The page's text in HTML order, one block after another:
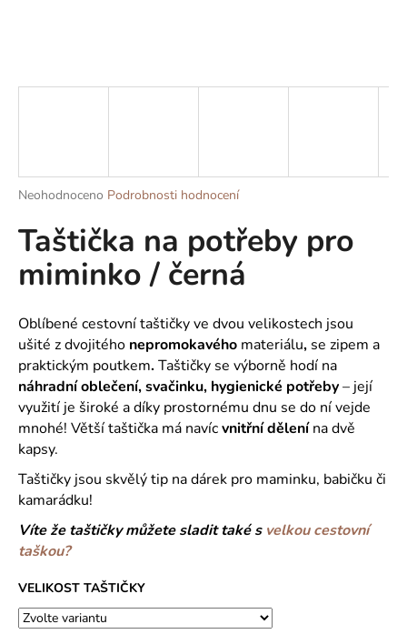
Průměrné
produktu
je
z
hvězdiček.
Neohodnoceno Podrobnosti hodnocení
Taštička na potřeby pro
miminko / černá
Oblíbené cestovní taštičky ve dvou velikostech jsou
ušité z dvojitého nepromokavého materiálu, se zipem a
praktickým poutkem.Taštičky se výborně hodí na
náhradní oblečení, svačinku, hygienické potřeby– její
využití je široké a díky prostornému dnu se do ní vejde
mnohé! Větší taštička má navícvnitřní dělenína dvě
kapsy.
Taštičky jsou skvělý tip na dárek pro maminku, babičku či
kamarádku!
Víte že taštičky můžete sladit také s velkou cestovní
taškou?
VELIKOST TAŠTIČKY
t
D
p
o
r
u
č
u
j
e
m
e